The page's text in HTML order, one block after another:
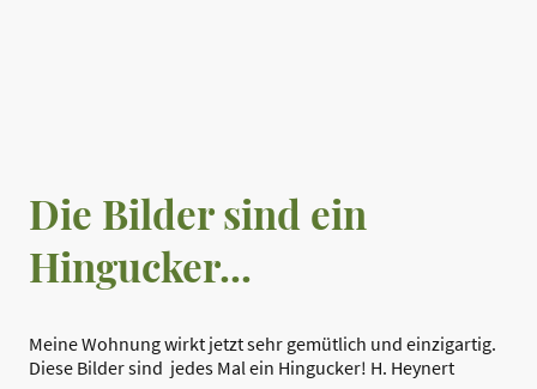
Die Bilder sind ein
Hingucker...
Meine Wohnung wirkt jetzt sehr gemütlich und einzigartig.
Diese Bilder sind jedes Mal ein Hingucker! H. Heynert